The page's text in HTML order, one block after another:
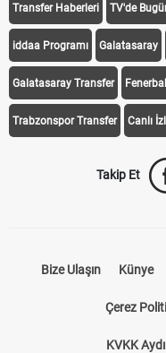
Transfer Haberleri TV'de
iddaa Programı Galatasaray
Galatasaray Transfer
Trabzonspor Transfer Canlı
Takip Et
Bize Ulaşın Künye
Çerez
KVKK